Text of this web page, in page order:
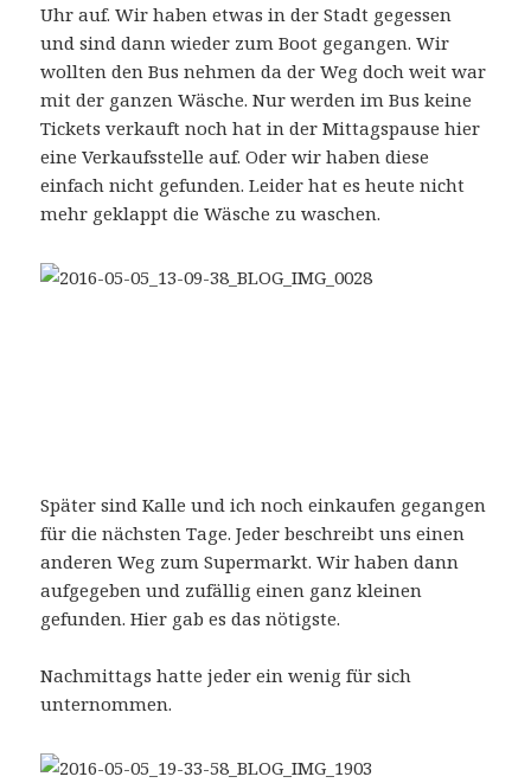
Uhr auf. Wir haben etwas in der Stadt gegessen
und sind dann wieder zum Boot gegangen. Wir
wollten den Bus nehmen da der Weg doch weit war
mit der ganzen Wäsche. Nur werden im Bus keine
Tickets verkauft noch hat in der Mittagspause hier
eine Verkaufsstelle auf. Oder wir haben diese
einfach nicht gefunden. Leider hat es heute nicht
mehr geklappt die Wäsche zu waschen.
Später sind Kalle und ich noch einkaufen gegangen
für die nächsten Tage. Jeder beschreibt uns einen
anderen Weg zum Supermarkt. Wir haben dann
aufgegeben und zufällig einen ganz kleinen
gefunden. Hier gab es das nötigste.
Nachmittags hatte jeder ein wenig für sich
unternommen.